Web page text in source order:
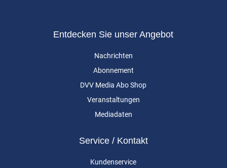
Entdecken Sie unser Angebot
Nachrichten
Abonnement
DVV Media Abo Shop
Veranstaltungen
Mediadaten
Service / Kontakt
Kundenservice